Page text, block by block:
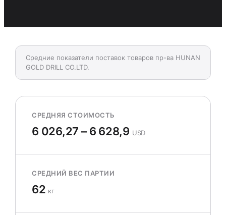
Средние показатели поставок товаров пр-ва HUNAN
GOLD DRILL CO.LTD.
СРЕДНЯЯ СТОИМОСТЬ
6 026,27 – 6 628,9 USD
СРЕДНИЙ ВЕС ПАРТИИ
62 кг